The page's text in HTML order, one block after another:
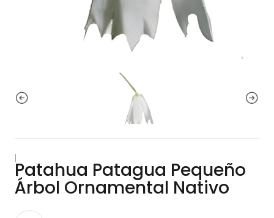
Patahua Patagua Pequeño
Árbol Ornamental Nativo